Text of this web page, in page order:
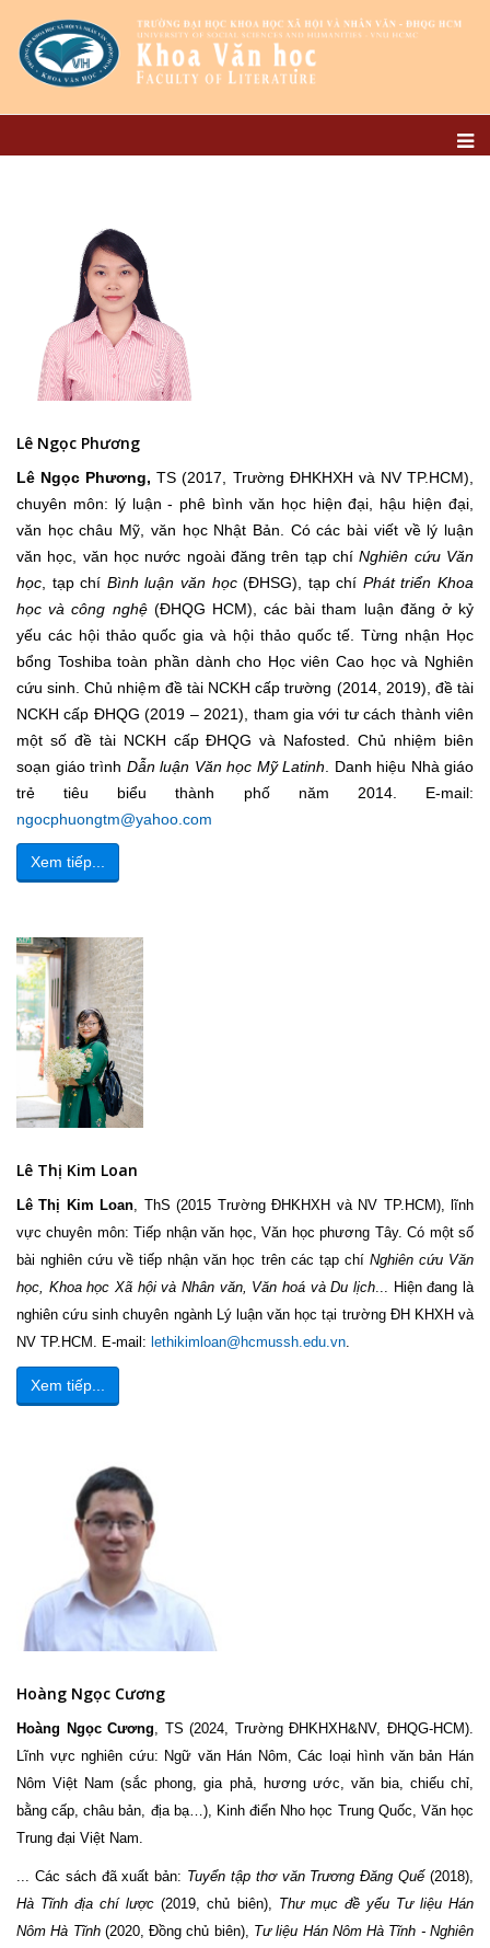
Lê Ngọc Phương
Lê Ngọc Phương,TS (2017, Trường ĐHKHXH và NV TP.HCM),
chuyên môn: lý luận - phê bình văn học hiện đại, hậu hiện đại,
văn học châu Mỹ, văn học Nhật Bản. Có các bài viết về lý luận
văn học, văn học nước ngoài đăng trên tạp chíNghiên cứu Văn
học , tạp chí Bình luận văn học(ĐHSG), tạp chí Phát triển Khoa
học và công nghệ(ĐHQG HCM), các bài tham luận đăng ở kỷ
yếu các hội thảo quốc gia và hội thảo quốc tế. Từng nhận Học
bổng Toshiba toàn phần dành cho Học viên Cao học và Nghiên
cứu sinh. Chủ nhiệm đề tài NCKH cấp trường (2014, 2019), đề tài
NCKH cấp ĐHQG (2019 – 2021), tham gia với tư cách thành viên
một số đề tài NCKH cấp ĐHQG và Nafosted. Chủ nhiệm biên
soạn giáo trình Dẫn luận Văn học MỹLatinh . Danh hiệu Nhà giáo
trẻ tiêu biểu thành phố năm 2014. E-mail:
ngocphuongtm@yahoo.com
Xem tiếp...
Lê Thị Kim Loan
Lê Thị Kim Loan, ThS (2015 Trường ĐHKHXH và NV TP.HCM), lĩnh
vực chuyên môn: Tiếp nhận văn học, Văn học phương Tây. Có một số
bài nghiên cứu về tiếp nhận văn học trên các tạp chí Nghiên cứu Văn
học, Khoa học Xã hội và Nhân văn, Văn hoá và Du lịch... Hiện đang là
nghiên cứu sinh chuyên ngành Lý luận văn học tại trường ĐH KHXH và
NV TP.HCM. E-mail: lethikimloan@hcmussh.edu.vn.
Xem tiếp...
Hoàng Ngọc Cương
Hoàng Ngọc Cương, TS (2024, Trường ĐHKHXH&NV, ĐHQG-HCM).
Lĩnh vực nghiên cứu: Ngữ văn Hán Nôm, Các loại hình văn bản Hán
Nôm Việt Nam (sắc phong, gia phả, hương ước, văn bia, chiếu chỉ,
bằng cấp, châu bản, địa bạ…), Kinh điển Nho học Trung Quốc, Văn học
Trung đại Việt Nam.
... Các sách đã xuất bản: Tuyển tập thơ văn Trương Đăng Quế (2018),
Hà Tĩnh địa chí lược(2019, chủ biên), Thư mục đề yếu Tư liệu Hán
Nôm Hà Tĩnh(2020, Đồng chủ biên), Tư liệu Hán Nôm Hà Tĩnh - Nghiên